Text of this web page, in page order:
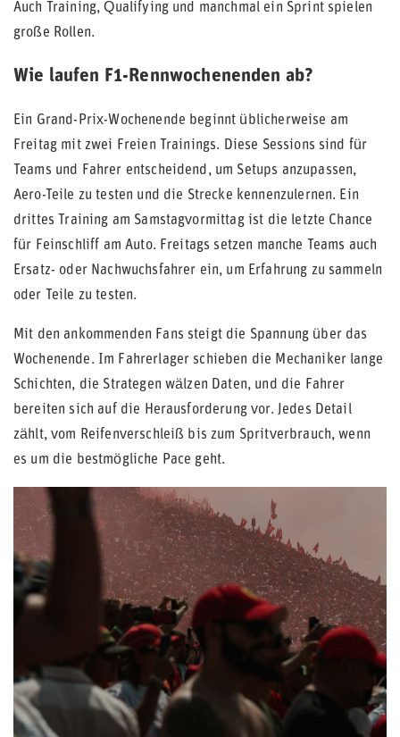
Auch Training, Qualifying und manchmal ein Sprint spielen
große Rollen.
Wie laufen F1-Rennwochenenden ab?
Ein Grand-Prix-Wochenende beginnt üblicherweise am
Freitag mit zwei Freien Trainings. Diese Sessions sind für
Teams und Fahrer entscheidend, um Setups anzupassen,
Aero-Teile zu testen und die Strecke kennenzulernen. Ein
drittes Training am Samstagvormittag ist die letzte Chance
für Feinschliff am Auto. Freitags setzen manche Teams auch
Ersatz- oder Nachwuchsfahrer ein, um Erfahrung zu sammeln
oder Teile zu testen.
Mit den ankommenden Fans steigt die Spannung über das
Wochenende. Im Fahrerlager schieben die Mechaniker lange
Schichten, die Strategen wälzen Daten, und die Fahrer
bereiten sich auf die Herausforderung vor. Jedes Detail
zählt, vom Reifenverschleiß bis zum Spritverbrauch, wenn
es um die bestmögliche Pace geht.